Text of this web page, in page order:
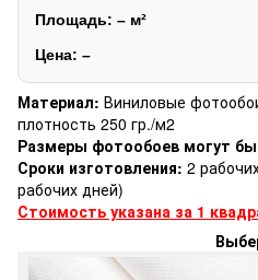
Площадь: – м²
Цена: –
Материал: Виниловые
плотность 250 гр./м2
Размеры фотообоев могут
Сроки изготовления: 2
рабочих дней)
Стоимость указана за 1